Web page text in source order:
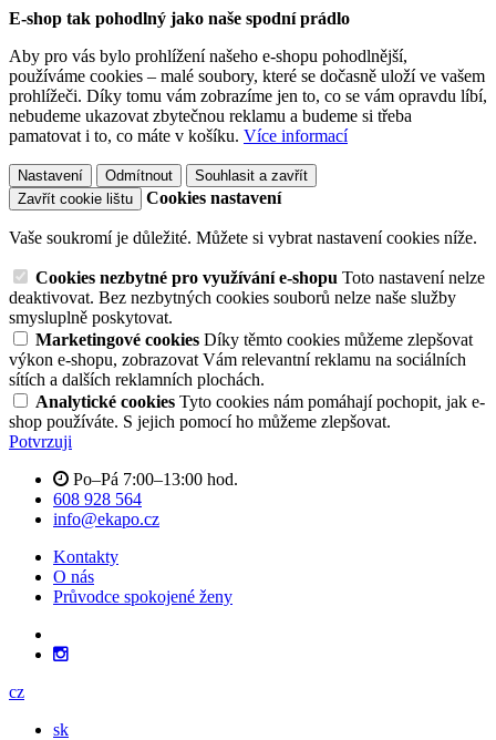
E-shop tak pohodlný jako naše spodní prádlo
Aby pro vás bylo prohlížení našeho e-shopu pohodlnější,
používáme cookies – malé soubory, které se dočasně uloží ve vašem
prohlížeči. Díky tomu vám zobrazíme jen to, co se vám opravdu líbí,
nebudeme ukazovat zbytečnou reklamu a budeme si třeba
pamatovat i to, co máte v košíku. Více informací
Nastavení Odmítnout
Souhlasit a zavřít
Zavřít cookie lištu
Cookies nastavení
Vaše soukromí je důležité. Můžete si vybrat nastavení cookies níže.
Cookies nezbytné pro využívání e-shopu Toto nastavení nelze
deaktivovat. Bez nezbytných cookies souborů nelze naše služby
smysluplně poskytovat.
Marketingové cookies Díky těmto cookies můžeme zlepšovat
výkon e-shopu, zobrazovat Vám relevantní reklamu na sociálních
sítích a dalších reklamních plochách.
Analytické cookies Tyto cookies nám pomáhají pochopit, jak e-
shop používáte. S jejich pomocí ho můžeme zlepšovat.
Potvrzuji
Po–Pá 7:00–13:00 hod.
608 928 564
info@ekapo.cz
Kontakty
O nás
Průvodce spokojené ženy
cz
sk